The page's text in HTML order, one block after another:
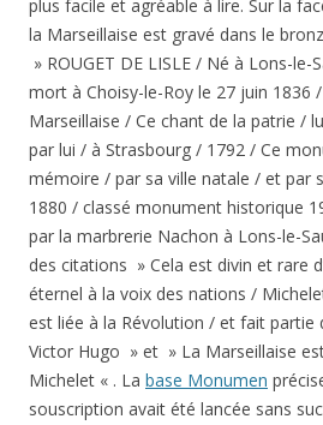
plus facile et agréable à lire. Sur la
la Marseillaise est gravé dans le
» ROUGET DE LISLE / Né à Lons-
mort à Choisy-le-Roy le 27 juin 1836
Marseillaise / Ce chant de la patrie /
par lui / à Strasbourg / 1792 / Ce
mémoire / par sa ville natale / et par
1880 / classé monument historique
par la marbrerie Nachon à Lons-le-
des citations » Cela est divin et rare
éternel à la voix des nations /
est liée à la Révolution / et fait partie
Victor Hugo » et » La Marseillaise
Michelet « . La base Monumen
souscription avait été lancée sans